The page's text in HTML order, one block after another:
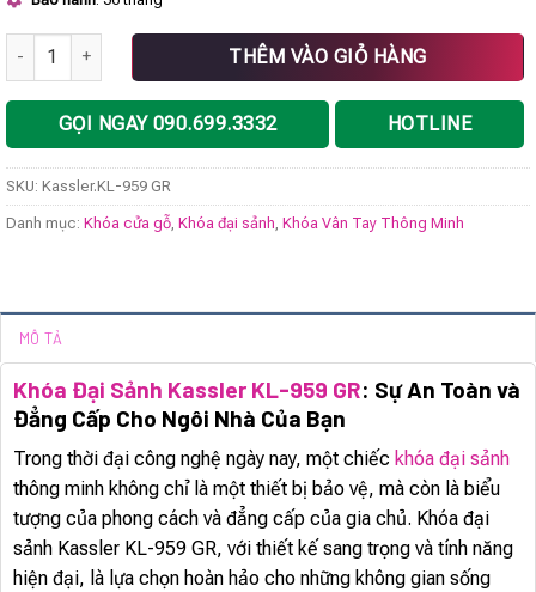
Khóa đại sảnh Kassler KL-959 GR tiêu chuẩn Đức số lượng
THÊM VÀO GIỎ HÀNG
GỌI NGAY 090.699.3332 HOTLINE
SKU: Kassler.KL-959 GR
Danh mục: Khóa cửa gỗ Khóa đại sảnh Khóa Vân Tay Thông Minh
MÔ TẢ
Khóa Đại Sảnh Kassler KL-959 GR: Sự An Toàn và
Đẳng Cấp Cho Ngôi Nhà Của Bạn
Trong thời đại công nghệ ngày nay, một chiếc khóa đại sảnh
thông minh không chỉ là một thiết bị bảo vệ, mà còn là biểu
tượng của phong cách và đẳng cấp của gia chủ. Khóa đại
sảnh Kassler KL-959 GR, với thiết kế sang trọng và tính năng
hiện đại, là lựa chọn hoàn hảo cho những không gian sống